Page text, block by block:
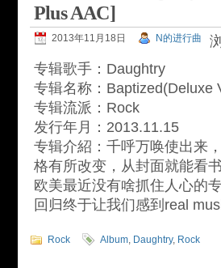
Plus AAC]
2013年11月18日 N的进行曲
专辑歌手：Daughtry
专辑名称：Baptized(Deluxe
专辑流派：Rock
发行年月：2013.11.15
专辑介紹：千呼万唤使出来
格有所改变，从封面就能看
欧美最近没有啥抓住人心的
回归终于让我们感到real
Rock Album, Daughtry, Rock